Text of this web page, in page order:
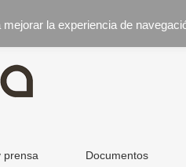
prensa Documentos
la experiencia de